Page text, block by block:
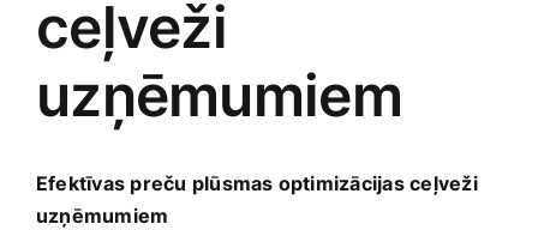
Medicīnas preces
Mobilie telefoni, planšetdatori
ceļveži
uzņēmumiem
Efektīvas‍ preču plūsmas optimizācijas ceļveži
uzņēmumiem